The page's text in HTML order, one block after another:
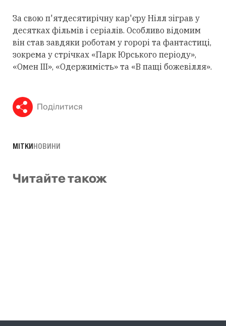
За свою п'ятдесятирічну кар'єру Нілл зіграв у
десятках фільмів і серіалів. Особливо відомим
він став завдяки роботам у горорі та фантастиці,
зокрема у стрічках «Парк Юрського періоду»,
«Омен III», «Одержимість» та «В пащі божевілля».
Поділитися
МІТКИНОВИНИ
Читайте також